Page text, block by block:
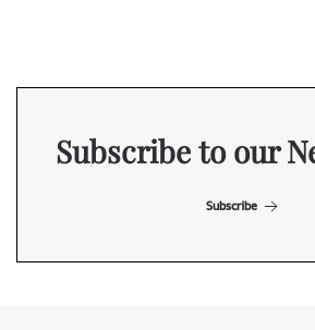
Subscribe to our
Subscribe